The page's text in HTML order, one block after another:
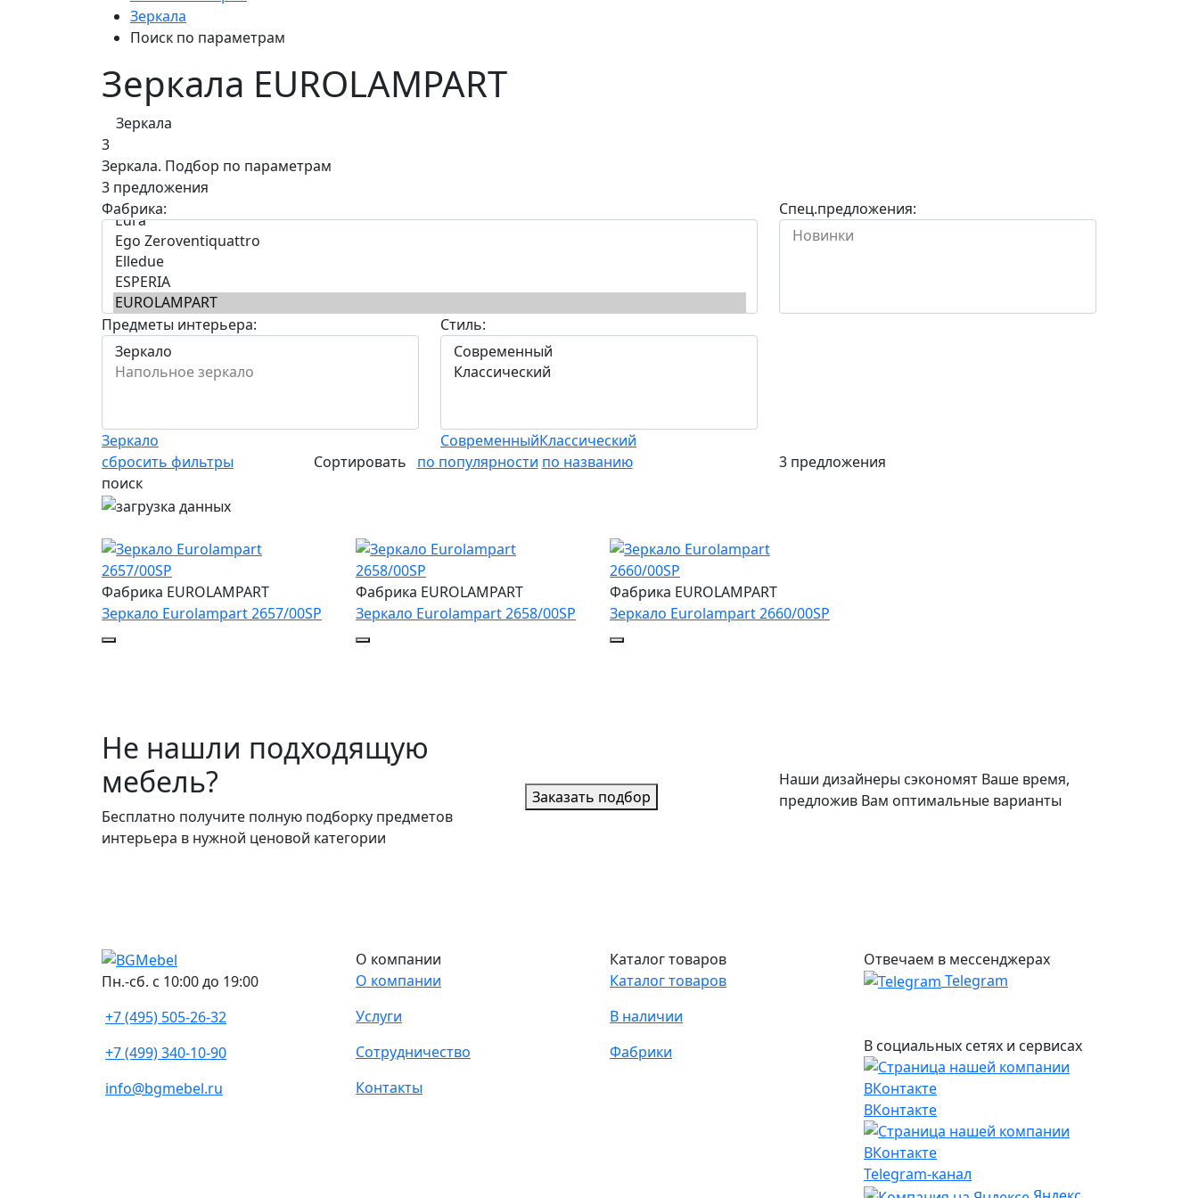
Зеркала
Поиск по параметрам
Зеркала EUROLAMPART
Зеркала
3
Зеркала. Подбор по параметрам
3 предложения
Фабрика:
Спец.предложения:
Предметы интерьера:
Зеркало
Стиль:
СовременныйКлассический
сбросить фильтры
Сортировать по популярности по названию
3 предложения
поиск
Фабрика EUROLAMPART
Зеркало Eurolampart 2657/00SP
Фабрика EUROLAMPART
Зеркало Eurolampart 2658/00SP
Фабрика EUROLAMPART
Зеркало Eurolampart 2660/00SP
Не нашли подходящую
мебель?
Бесплатно получите полную подборку предметов
интерьера в нужной ценовой категории
Заказать подбор
Наши дизайнеры сэкономят Ваше время,
предложив Вам оптимальные варианты
Пн.-сб. с 10:00 до 19:00
+7 (495) 505-26-32
+7 (499) 340-10-90
info@bgmebel.ru
О компании
О компании
Услуги
Сотрудничество
Контакты
Каталог товаров
Каталог товаров
В наличии
Фабрики
Отвечаем в мессенджерах
Telegram
В социальных сетях и сервисах
ВКонтакте
Telegram-канал